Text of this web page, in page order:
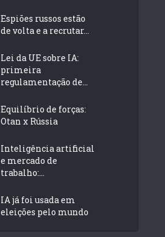
Espiões russos estão
de volta e a recrutar...
Lei da UE sobre IA:
primeira
regulamentação de...
Equilíbrio de forças:
Otan x Rússia
Inteligência artificial
e mercado de
trabalho:...
IA já foi usada em
eleições pelo mundo